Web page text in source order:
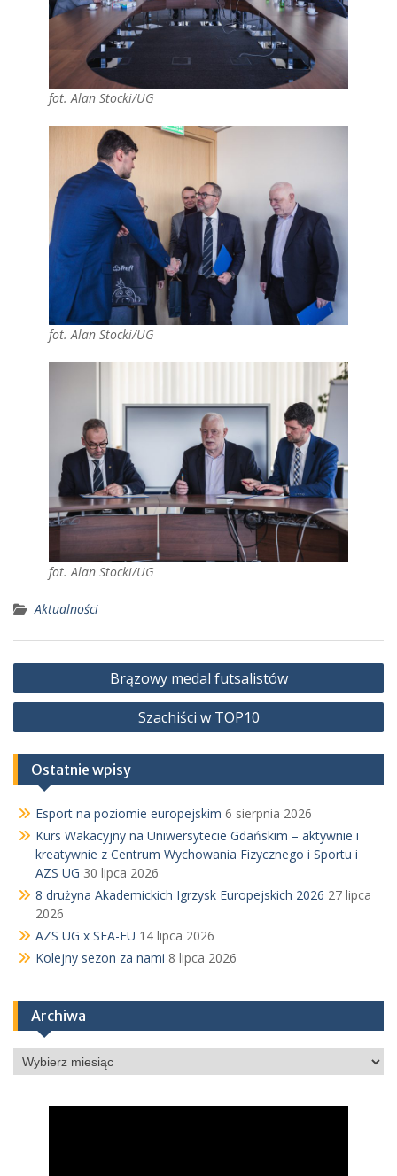
fot. Alan Stocki/UG
fot. Alan Stocki/UG
fot. Alan Stocki/UG
Aktualności
Nawigacja
wpisu
Brązowy medal futsalistów
Szachiści w TOP10
Ostatnie wpisy
Esport na poziomie europejskim 6 sierpnia 2026
Kurs Wakacyjny na Uniwersytecie Gdańskim – aktywnie i
kreatywnie z Centrum Wychowania Fizycznego i Sportu i
AZS UG 30 lipca 2026
8 drużyna Akademickich Igrzysk Europejskich 2026 27 lipca
2026
AZS UG x SEA-EU 14 lipca 2026
Kolejny sezon za nami 8 lipca 2026
Archiwa
Archiwa